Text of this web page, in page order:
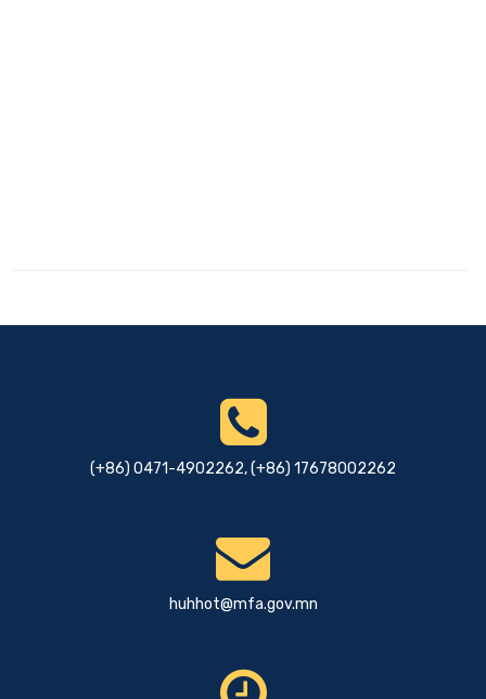
(+86) 0471-4902262, (+86) 17678002262
huhhot@mfa.gov.mn